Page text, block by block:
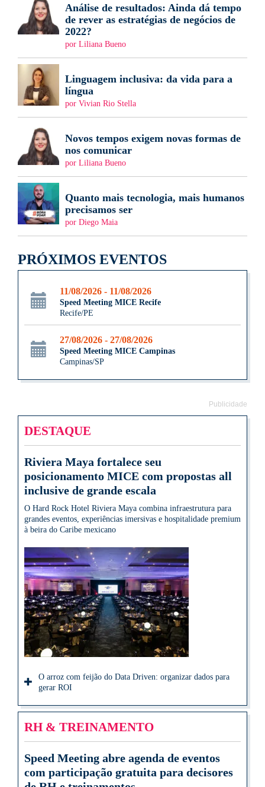
Análise de resultados: Ainda dá tempo
de rever as estratégias de negócios de
2022?
por Liliana Bueno
Linguagem inclusiva: da vida para a
língua
por Vivian Rio Stella
Novos tempos exigem novas formas de
nos comunicar
por Liliana Bueno
Quanto mais tecnologia, mais humanos
precisamos ser
por Diego Maia
PRÓXIMOS EVENTOS
11/08/2026 - 11/08/2026
Speed Meeting MICE Recife
Recife/PE
27/08/2026 - 27/08/2026
Speed Meeting MICE Campinas
Campinas/SP
Publicidade
DESTAQUE
Riviera Maya fortalece seu
posicionamento MICE com propostas all
inclusive de grande escala
O Hard Rock Hotel Riviera Maya combina infraestrutura para
grandes eventos, experiências imersivas e hospitalidade premium
à beira do Caribe mexicano
O arroz com feijão do Data Driven: organizar dados para
gerar ROI
RH & TREINAMENTO
Speed Meeting abre agenda de eventos
com participação gratuita para decisores